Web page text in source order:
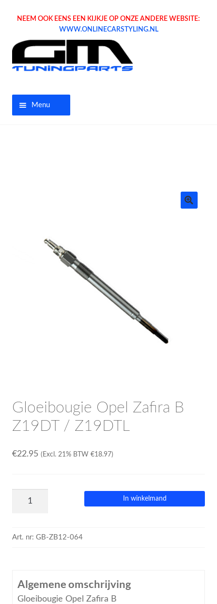
NEEM OOK EENS EEN KIJKJE OP ONZE ANDERE WEBSITE:
WWW.ONLINECARSTYLING.NL
Menu
OPC Line
Bedrijfswagen parts
Gloeibougie Opel Zafira B
Z19DT / Z19DTL
€22.95 (Excl. 21% BTW €18.97)
In winkelmand
Art. nr: GB-ZB12-064
Algemene omschrijving
Gloeibougie Opel Zafira B